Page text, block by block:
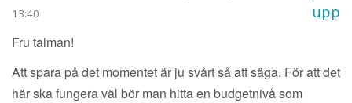
13:40
upp
Fru talman!
Att spara på det momentet är ju svårt så att säga. För att det
här ska fungera väl bör man hitta en budgetnivå som